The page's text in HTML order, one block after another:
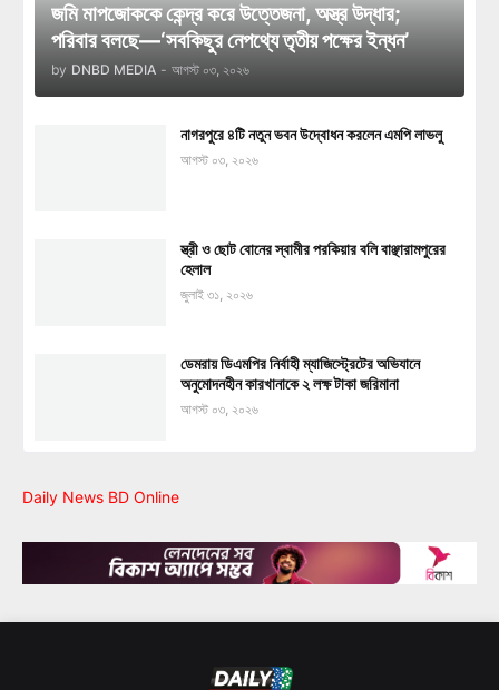
জমি মাপজোককে কেন্দ্র করে উত্তেজনা, অস্ত্র উদ্ধার;
পরিবার বলছে—‘সবকিছুর নেপথ্যে তৃতীয় পক্ষের ইন্ধন’
by DNBD MEDIA - আগস্ট ০৩, ২০২৬
নাগরপুরে ৪টি নতুন ভবন উদ্বোধন করলেন এমপি লাভলু
আগস্ট ০৩, ২০২৬
স্ত্রী ও ছোট বোনের স্বামীর পরকিয়ার বলি বাঞ্ছারামপুরের
হেলাল
জুলাই ৩১, ২০২৬
ডেমরায় ডিএমপির নির্বাহী ম্যাজিস্ট্রেটের অভিযানে
অনুমোদনহীন কারখানাকে ২ লক্ষ টাকা জরিমানা
আগস্ট ০৩, ২০২৬
Daily News BD Online